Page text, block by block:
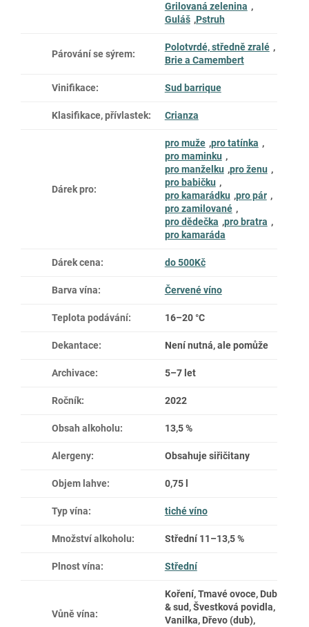
Grilovaná zelenina ,
Guláš ,Pstruh
Párování se sýrem:
Polotvrdé, středně zralé ,
Brie a Camembert
Vinifikace: Sud barrique
Klasifikace, přívlastek: Crianza
Dárek pro:
pro muže ,pro tatínka ,
pro maminku ,
pro manželku ,pro ženu ,
pro babičku ,
pro kamarádku ,pro pár ,
pro zamilované ,
pro dědečka ,pro bratra ,
pro kamaráda
Dárek cena: do 500Kč
Barva vína: Červené víno
Teplota podávání: 16–20 °C
Dekantace: Není nutná, ale pomůže
Archivace: 5–7 let
Ročník: 2022
Obsah alkoholu: 13,5 %
Alergeny: Obsahuje siřičitany
Objem lahve: 0,75 l
Typ vína: tiché víno
Množství alkoholu: Střední 11–13,5 %
Plnost vína: Střední
Vůně vína:
Koření, Tmavé ovoce, Dub
& sud, Švestková povidla,
Vanilka, Dřevo (dub),